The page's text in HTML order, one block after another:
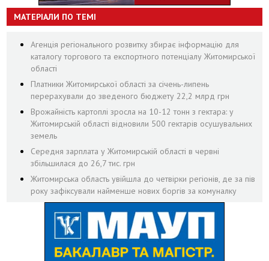
МАТЕРІАЛИ ПО ТЕМІ
Агенція регіонального розвитку збирає інформацію для
каталогу торгового та експортного потенціалу Житомирської
області
Платники Житомирської області за січень-липень
перерахували до зведеного бюджету 22,2 млрд грн
Врожайність картоплі зросла на 10-12 тонн з гектара: у
Житомирській області відновили 500 гектарів осушувальних
земель
Середня зарплата у Житомирській області в червні
збільшилася до 26,7 тис. грн
Житомирська область увійшла до четвірки регіонів, де за пів
року зафіксували найменше нових боргів за комуналку